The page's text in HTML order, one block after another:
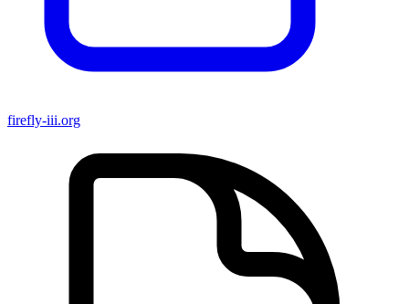
firefly-iii.org